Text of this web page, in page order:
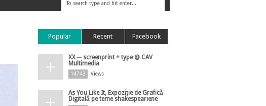
Popular Recent Facebook
XX ─ screenprint + type @ CAV
Multimedia
14743 Views
As You Like It, Expoziție de Grafică
Digitală pe teme shakespeariene